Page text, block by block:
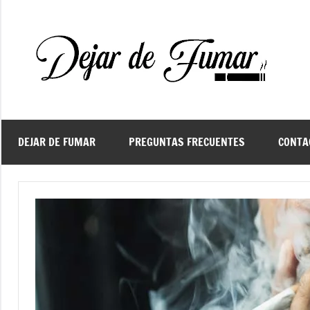
contenido
de
DEJAR DE FUMAR PREGUNTAS FRECUENTES